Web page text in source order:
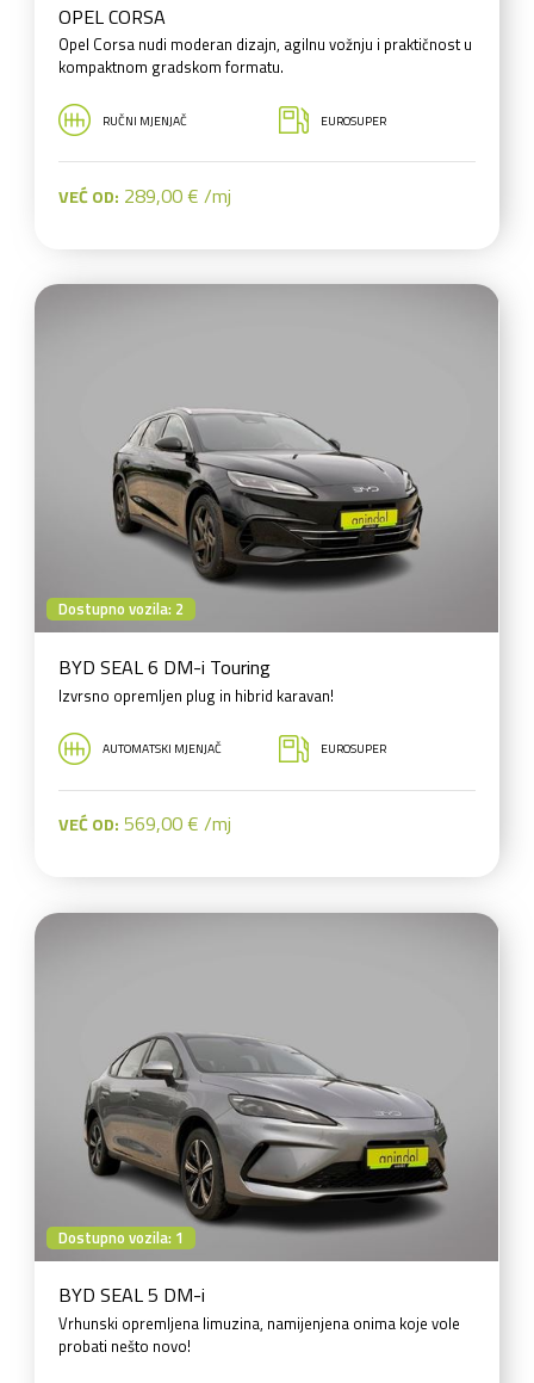
OPEL CORSA
Opel Corsa nudi moderan dizajn, agilnu vožnju i praktičnost u
kompaktnom gradskom formatu.
RUČNI MJENJAČ EUROSUPER
VEĆ OD: 289,00 € /mj
Dostupno vozila: 2
BYD SEAL 6 DM-i Touring
Izvrsno opremljen plug in hibrid karavan!
AUTOMATSKI MJENJAČ EUROSUPER
VEĆ OD: 569,00 € /mj
Dostupno vozila: 1
BYD SEAL 5 DM-i
Vrhunski opremljena limuzina, namijenjena onima koje vole
probati nešto novo!